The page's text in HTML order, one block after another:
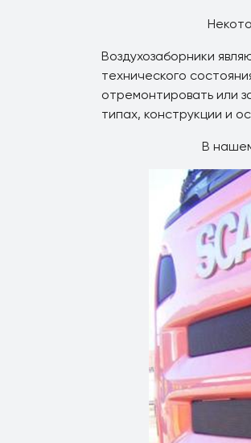
Воздухозаборники
технического
отремонтировать или
типах, конструкции и
В